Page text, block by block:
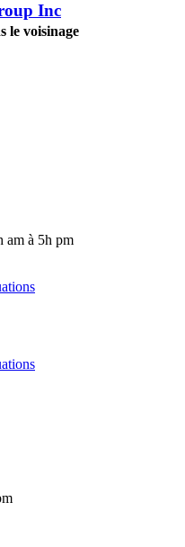
Inc
le voisinage
am à 5h pm